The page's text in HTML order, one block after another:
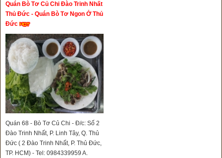
Quán Bò Tơ Củ Chi Đào Trinh Nhất
Thủ Đức - Quán Bò Tơ Ngon Ở Thủ
Đức
Quán 68 - Bò Tơ Củ Chi - Đ/c: Số 2
Đào Trinh Nhất, P. Linh Tây, Q. Thủ
Đức ( 2 Đào Trinh Nhất, P. Thủ Đức,
TP. HCM) - Tel: 0984339959 A.